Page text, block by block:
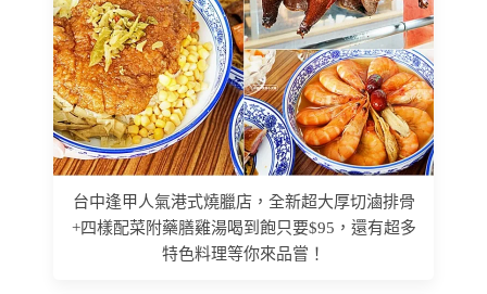
台中逢甲人氣港式燒臘店，全新超大厚切滷排骨
+四樣配菜附藥膳雞湯喝到飽只要$95，還有超多
特色料理等你來品嘗！